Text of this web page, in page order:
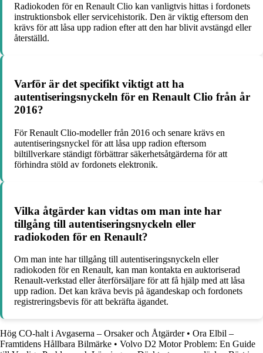
Radiokoden för en Renault Clio kan vanligtvis hittas i fordonets
instruktionsbok eller servicehistorik. Den är viktig eftersom den
krävs för att låsa upp radion efter att den har blivit avstängd eller
återställd.
Varför är det specifikt viktigt att ha
autentiseringsnyckeln för en Renault Clio från år
2016?
För Renault Clio-modeller från 2016 och senare krävs en
autentiseringsnyckel för att låsa upp radion eftersom
biltillverkare ständigt förbättrar säkerhetsåtgärderna för att
förhindra stöld av fordonets elektronik.
Vilka åtgärder kan vidtas om man inte har
tillgång till autentiseringsnyckeln eller
radiokoden för en Renault?
Om man inte har tillgång till autentiseringsnyckeln eller
radiokoden för en Renault, kan man kontakta en auktoriserad
Renault-verkstad eller återförsäljare för att få hjälp med att låsa
upp radion. Det kan kräva bevis på ägandeskap och fordonets
registreringsbevis för att bekräfta ägandet.
Hög CO-halt i Avgaserna – Orsaker och Åtgärder• Ora Elbil –
Framtidens Hållbara Bilmärke • Volvo D2 Motor Problem: En Guide